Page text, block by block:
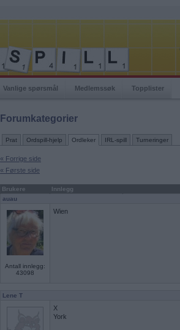
Vanlige spørsmål Medlemssøk Topplister
Forumkategorier
Prat Ordspill-hjelp Ordleker IRL-spill Turneringer
« Forrige side
« Første side
Brukere
Innlegg
auau
Antall innlegg:
43098
Wien
Lene T
X
York